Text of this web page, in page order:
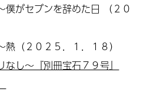
僕がセブンを辞めた日 （２０
熱 （２０２５．１．１８）
し～『別冊宝石７９号』